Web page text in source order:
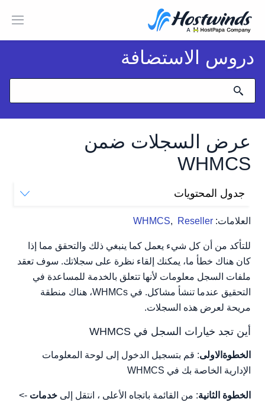
دروس الاستضافة
عرض السجلات ضمن
WHMCS
العلامات: WHMCS, Reseller
جدول المحتويات
سجل النشاطات
سجل المسؤول
سجل الوحدة
سجل رسائل البريد الإلكتروني
سجل استيراد بريد التذاكر
سجل بحث WHOIS
للتأكد من أن كل شيء يعمل كما ينبغي ذلك والتحقق مما إذا
كان هناك خطأ ما، يمكنك إلقاء نظرة على سجلاتك. سوف تعقد
ملفات السجل معلومات لأنها تتعلق بالخدمة للمساعدة في
التحقيق عندما تنشأ مشاكل. في WHMCs، هناك منطقة
مريحة لعرض هذه السجلات.
أين تجد خيارات السجل في WHMCS
الخطوةالاولى: قم بتسجيل الدخول إلى لوحة المعلومات
الإدارية الخاصة بك في WHMCS
الخطوة الثانية: من القائمة باتجاه الأعلى ، انتقل إلى خدمات ->